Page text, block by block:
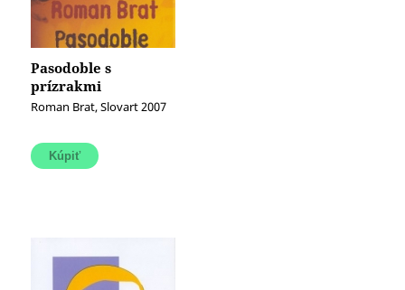
Pasodoble s
prízrakmi
Roman Brat, Slovart 2007